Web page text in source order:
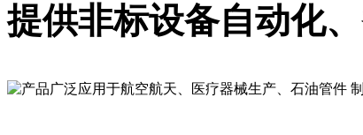
提供非标设备自动化